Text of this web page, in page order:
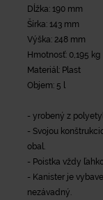
Dĺžka: 190 mm
Šírka: 143 mm
Výška: 248 mm
Hmotnosť: 0,195 kg
Materiál: Plast
Objem: 5 l
- yrobený z
- Svojou
obal.
- Poistka vždy
- Kanister je
nezávadný.